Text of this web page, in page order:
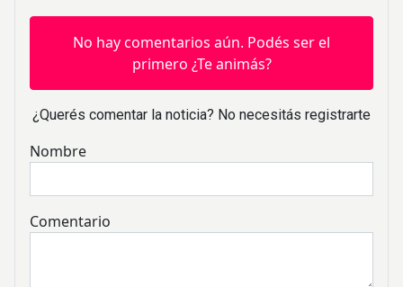
No hay comentarios aún. Podés ser el
primero ¿Te animás?
¿Querés comentar la noticia? No necesitás registrarte
Nombre
Comentario